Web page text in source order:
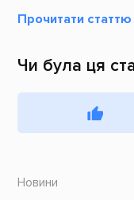
Прочитати
Чи була ця
Новини